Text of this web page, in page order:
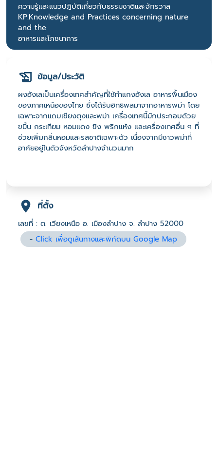
ความรู้และแนวปฏิบัติเกี่ยวกับธรรมชาติและจักรวาล
KP:Knowledge and Practices concerning nature
and the
อาหารและโภชนาการ
ข้อมูล/ประวัติ
ผงฮังเลเป็นเครื่องเทศสำคัญที่ใช้ทำแกงฮังเล อาหารพื้นเมือง
ของภาคเหนือของไทย ซึ่งได้รับอิทธิพลมาจากอาหารพม่า โดย
เฉพาะจากแถบเชียงตุงและพม่า เครื่องเทศนี้มักประกอบด้วย
ขมิ้น กระเทียม หอมแดง ขิง พริกแห้ง และเครื่องเทศอื่น ๆ ที่
ช่วยเพิ่มกลิ่นหอมและรสชาติเฉพาะตัว เนื่องจากมีชาวพม่าที่
อาศัยอยู่ในตัวจังหวัดลำปางจำนวนมาก
ที่ตั้ง
เลขที่ : ต. เวียงเหนือ อ. เมืองลำปาง จ. ลำปาง 52000
-Click เพื่อดูเส้นทางและพิกัดบน Google Map